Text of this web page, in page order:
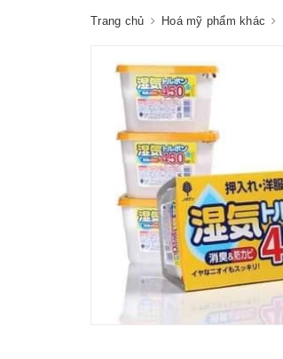
Trang chủ Hoá mỹ phẩm khác